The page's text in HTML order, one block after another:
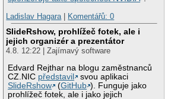
Ladislav Hagara | Komentářů: 0
SlideRshow, prohlížeč fotek, ale i
jejich organizér a prezentátor
4.8. 12:22 | Zajímavý software
Edvard Rejthar na blogu zaměstnanců
CZ.NIC představil
svou aplikaci
SlideRshow
(GitHub ). Funguje jako
prohlížeč fotek, ale i jako jejich